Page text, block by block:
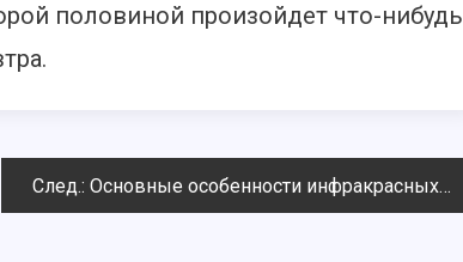
половиной произойдет что-нибудь
След.: Основные особенности инфракрасных обогревателей